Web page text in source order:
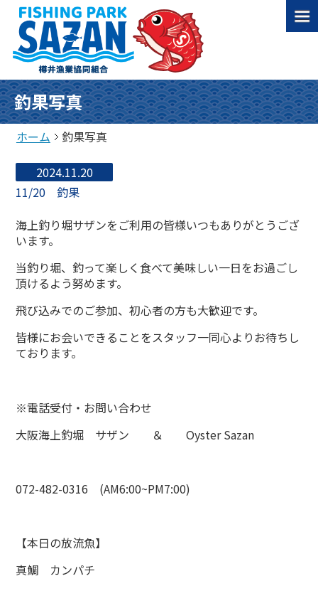
釣果写真
ホーム 釣果写真
2024.11.20
11/20 釣果
海上釣り堀サザンをご利用の皆様いつもありがとうござ
います。
当釣り堀、釣って楽しく食べて美味しい一日をお過ごし
頂けるよう努めます。
飛び込みでのご参加、初心者の方も大歓迎です。
皆様にお会いできることをスタッフ一同心よりお待ちし
ております。
※電話受付・お問い合わせ
大阪海上釣堀 サザン ＆ Oyster Sazan
072-482-0316 (AM6:00~PM7:00)
【本日の放流魚】
真鯛 カンパチ